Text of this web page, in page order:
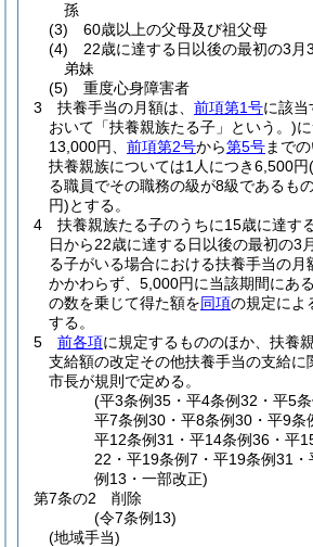
孫
(3)
60歳以上の父母及び祖父母
(4)
22歳に達する日以後の最初の3月
弟妹
(5)
重度心身障害者
3
扶養手当の月額は、 前項第1号に該当
おいて「扶養親族たる子」という。)
13,000円、 前項第2号から第5号まで
扶養親族については1人につき6,500円
る職員でその職務の級が8級であるも
円)とする。
4
扶養親族たる子のうちに15歳に達す
日から22歳に達する日以後の最初の3
る子がいる場合における扶養手当の月
かかわらず、5,000円に当該期間にあ
の数を乗じて得た額を同項の規定によ
する。
5
前各項に規定するもののほか、扶養
支給額の改定その他扶養手当の支給に
市長が規則で定める。
(平3条例35・平4条例32・平5
平7条例30・平8条例30・平9条
平12条例31・平14条例36・平
22・平19条例7・平19条例31
例13・一部改正)
第7条の2
削除
(令7条例13)
(地域手当)